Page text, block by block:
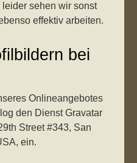
sehen wir sonst
effektiv arbeiten.
bei
Onlineangebotes
den Dienst Gravatar
Street #343, San
ein.